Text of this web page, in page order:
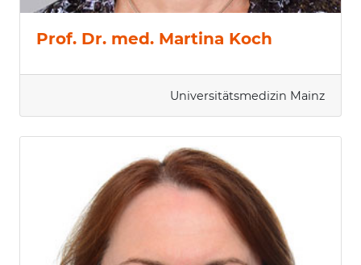
Prof. Dr. med. Martina Koch
Universitätsmedizin Mainz